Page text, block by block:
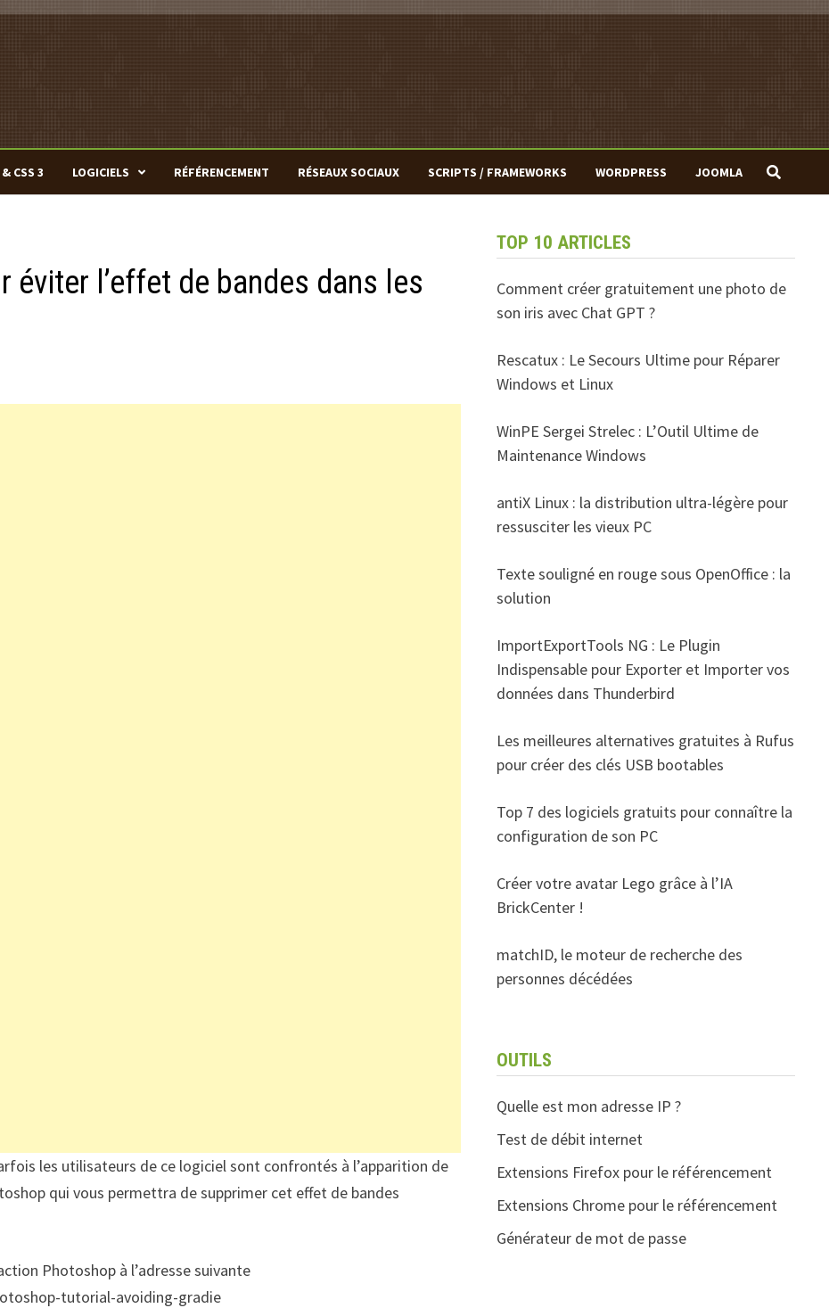
CSS 3 LOGICIELS RÉFÉRENCEMENT RÉSEAUX SOCIAUX SCRIPTS / FRAMEWORKS WORDPRESS JOOMLA
éviter l’effet de bandes dans les
les utilisateurs de ce logiciel sont confrontés à l’apparition de
qui vous permettra de supprimer cet effet de bandes
Photoshop à l’adresse suivante
tutorial-avoiding-gradie
TOP 10 ARTICLES
Comment créer gratuitement une photo de
son iris avec Chat GPT ?
Rescatux : Le Secours Ultime pour Réparer
Windows et Linux
WinPE Sergei Strelec : L’Outil Ultime de
Maintenance Windows
antiX Linux : la distribution ultra-légère pour
ressusciter les vieux PC
Texte souligné en rouge sous OpenOffice : la
solution
ImportExportTools NG : Le Plugin
Indispensable pour Exporter et Importer vos
données dans Thunderbird
Les meilleures alternatives gratuites à Rufus
pour créer des clés USB bootables
Top 7 des logiciels gratuits pour connaître la
configuration de son PC
Créer votre avatar Lego grâce à l’IA
BrickCenter !
matchID, le moteur de recherche des
personnes décédées
OUTILS
Quelle est mon adresse IP ?
Test de débit internet
Extensions Firefox pour le référencement
Extensions Chrome pour le référencement
Générateur de mot de passe